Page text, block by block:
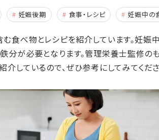
妊娠後期 食事・レシピ 妊娠中の
食べ物とレシピを紹介しています。妊娠
分が必要となります。管理栄養士監修の
介しているので、ぜひ参考にしてみてくださ